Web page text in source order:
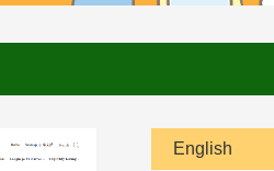
English